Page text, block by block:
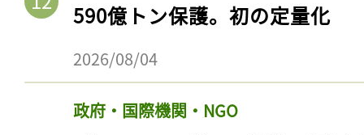
590億トン保護。初の定量化
2026/08/04
政府・国際機関・NGO